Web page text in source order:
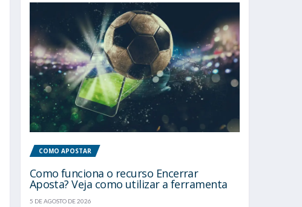
COMO APOSTAR
Como funciona o recurso Encerrar
Aposta? Veja como utilizar a ferramenta
5 DE AGOSTO DE 2026